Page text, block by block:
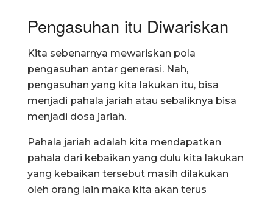
Pengasuhan itu Diwariskan
Kita sebenarnya mewariskan pola
pengasuhan antar generasi. Nah,
pengasuhan yang kita lakukan itu, bisa
menjadi pahala jariah atau sebaliknya bisa
menjadi dosa jariah.
Pahala jariah adalah kita mendapatkan
pahala dari kebaikan yang dulu kita lakukan
yang kebaikan tersebut masih dilakukan
oleh orang lain maka kita akan terus